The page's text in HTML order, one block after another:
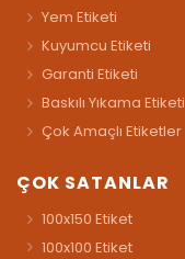
Yem Etiketi
Kuyumcu Etiketi
Garanti Etiketi
Baskılı Yıkama Etiketi
Çok Amaçlı Etiketler
ÇOK SATANLAR
100x150 Etiket
100x100 Etiket